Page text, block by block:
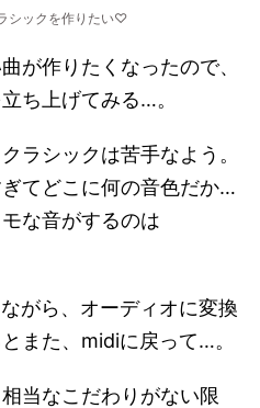
シックを作りたい♡
が作りたくなったので、
ち上げてみる…。
ラシックは苦手なよう。
てどこに何の音色だか…
な音がするのは
がら、オーディオに変換
また、midiに戻って…。
当なこだわりがない限